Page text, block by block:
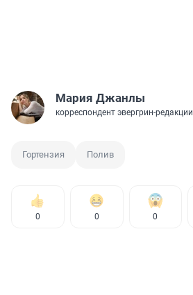
Мария Джанлы
корреспондент эвергрин-редакции
Гортензия Полив
0 0 0